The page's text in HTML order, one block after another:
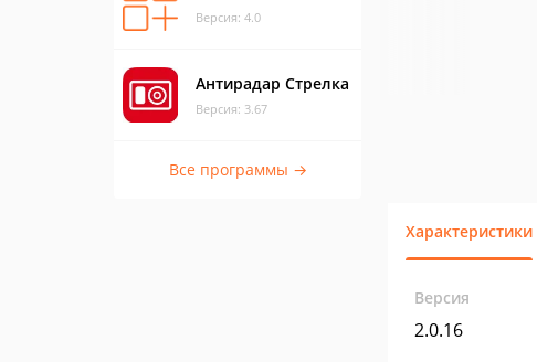
Версия: 4.0
Антирадар Стрелка
Версия: 3.67
Все программы →
Характеристики
Версия
2.0.16